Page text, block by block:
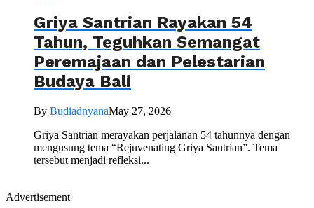
Griya Santrian Rayakan 54
Tahun, Teguhkan Semangat
Peremajaan dan Pelestarian
Budaya Bali
By BudiadnyanaMay 27, 2026
Griya Santrian merayakan perjalanan 54 tahunnya dengan
mengusung tema “Rejuvenating Griya Santrian”. Tema
tersebut menjadi refleksi...
Advertisement